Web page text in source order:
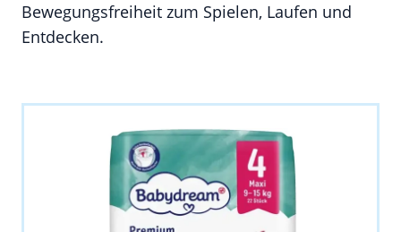
Bewegungsfreiheit zum Spielen, Laufen und
Entdecken.